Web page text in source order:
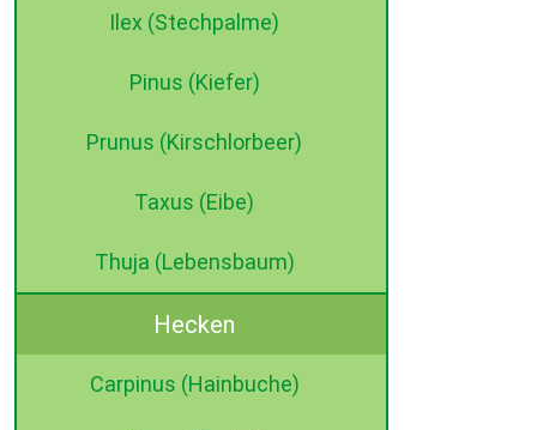
Ilex (Stechpalme)
Pinus (Kiefer)
Prunus (Kirschlorbeer)
Taxus (Eibe)
Thuja (Lebensbaum)
Hecken
Carpinus (Hainbuche)